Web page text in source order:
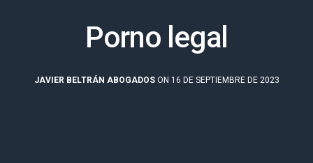
Porno legal
JAVIER BELTRÁN ABOGADOSON 16 DE SEPTIEMBRE DE 2023